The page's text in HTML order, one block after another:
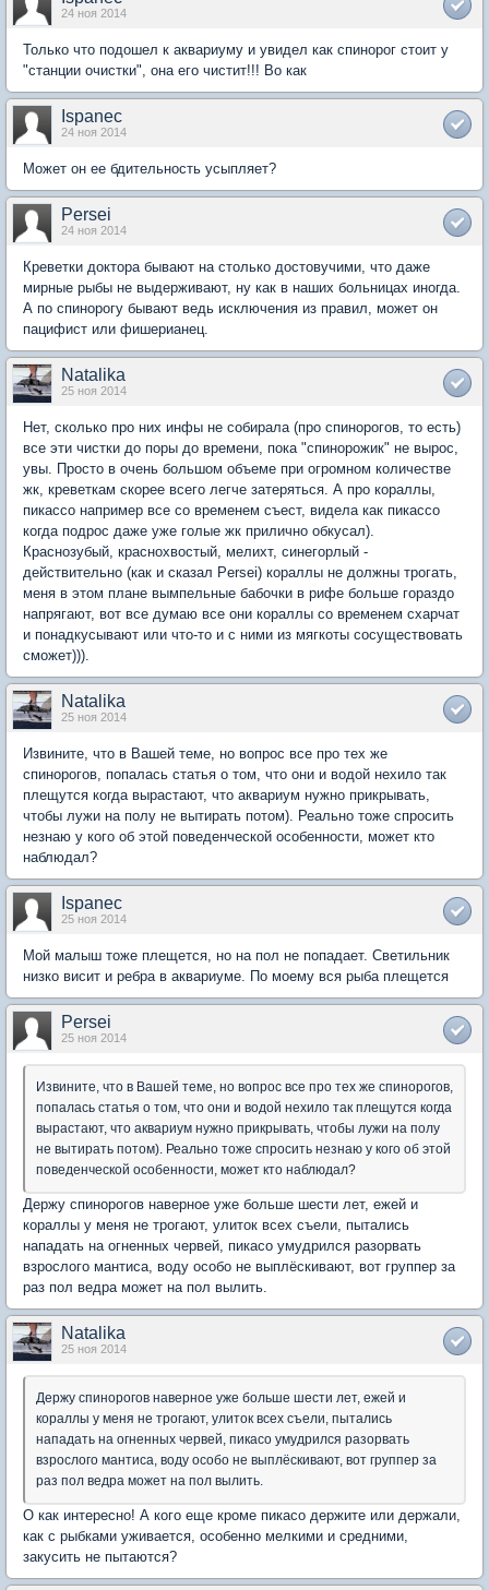
24 ноя 2014
Только что подошел к аквариуму и увидел как спинорог стоит у
"станции очистки", она его чистит!!! Во как
Ispanec
24 ноя 2014
Может он ее бдительность усыпляет?
Persei
24 ноя 2014
Креветки доктора бывают на столько достовучими, что даже
мирные рыбы не выдерживают, ну как в наших больницах иногда.
А по спинорогу бывают ведь исключения из правил, может он
пацифист или фишерианец.
Natalika
25 ноя 2014
Нет, сколько про них инфы не собирала (про спинорогов, то есть)
все эти чистки до поры до времени, пока "спинорожик" не вырос,
увы. Просто в очень большом объеме при огромном количестве
жк, креветкам скорее всего легче затеряться. А про кораллы,
пикассо например все со временем съест, видела как пикассо
когда подрос даже уже голые жк прилично обкусал).
Краснозубый, краснохвостый, мелихт, синегорлый -
действительно (как и сказал Persei) кораллы не должны трогать,
меня в этом плане вымпельные бабочки в рифе больше гораздо
напрягают, вот все думаю все они кораллы со временем схарчат
и понадкусывают или что-то и с ними из мягкоты сосуществовать
сможет))).
Natalika
25 ноя 2014
Извините, что в Вашей теме, но вопрос все про тех же
спинорогов, попалась статья о том, что они и водой нехило так
плещутся когда вырастают, что аквариум нужно прикрывать,
чтобы лужи на полу не вытирать потом). Реально тоже спросить
незнаю у кого об этой поведенческой особенности, может кто
наблюдал?
Ispanec
25 ноя 2014
Мой малыш тоже плещется, но на пол не попадает. Светильник
низко висит и ребра в аквариуме. По моему вся рыба плещется
Persei
25 ноя 2014
Извините, что в Вашей теме, но вопрос все про тех же спинорогов,
попалась статья о том, что они и водой нехило так плещутся когда
вырастают, что аквариум нужно прикрывать, чтобы лужи на полу
не вытирать потом). Реально тоже спросить незнаю у кого об этой
поведенческой особенности, может кто наблюдал?
Держу спинорогов наверное уже больше шести лет, ежей и
кораллы у меня не трогают, улиток всех съели, пытались
нападать на огненных червей, пикасо умудрился разорвать
взрослого мантиса, воду особо не выплёскивают, вот группер за
раз пол ведра может на пол вылить.
Natalika
25 ноя 2014
Держу спинорогов наверное уже больше шести лет, ежей и
кораллы у меня не трогают, улиток всех съели, пытались
нападать на огненных червей, пикасо умудрился разорвать
взрослого мантиса, воду особо не выплёскивают, вот группер за
раз пол ведра может на пол вылить.
О как интересно! А кого еще кроме пикасо держите или держали,
как с рыбками уживается, особенно мелкими и средними,
закусить не пытаются?